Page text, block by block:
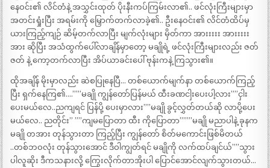
နေဝင်း၏ လိင်တံနဲ့ အသွှင်းထုတ် ပိုးနီးကပ်ကြမ်းလာ၏.. ဖင်လုံးကြီးများမှာ
အတင်းရှုံးပြီး အရမ်းကို မြှောက်တက်လာခဲ့၏.. ဦးနေဝင်း၏ လိင်တံထိပ်မှ
ယားကြည့်ကျဉ် ဆိမ့်တက်လာပြီး မျက်လုံးများ မှိတ်ကာ အားးးးး အားးးးး
အား ဆိုပြီး အသံထွက်ပေါ်လာချိန်မှာတော့ မချိုရဲ့ ဖင်လုံးကြီးများလည်း ဇတ်
ဇတ် နဲ့ ကော့တက်လာပြီး အိပ်ယာခင်းပေါ် ဗုန်းကနဲ့ ကြသွား၏။
ထိုအချိန် မိုးမှာလည်း ဆဲစပြုနေပြီ… တစ်ယောက်မျက်နာ တစ်ယောက်ကြည့်
ပြီး ရှက်နေကြ၏….””’မချို ကျွန်တော်ပြန်မယ် ထီးခဏငါှးပေးပါ့လား””ငှါး
ပေးမယ်လေ..ညကျရင် ပြန်ပို့ ပေးမှာလား””မချို ခွင့်လွှတ်တယ်ဆို လာပို့ပေး
မယ်လေ.. ညတိုင်း” ””ကျမပြောတာ ထီး ကိုပြောတာ”””’မချို မညာပါနဲ့ ခုနက
မချို တအား တုန်သွားတာ ကြည့်ပြီး ကျွန်တော် စိတ်မကောင်းဖြစ်မိတယ်
..တစ်ဘဝလုံး တုန်သွားအောင် ဒီဝါကျွတ်ရင် မချိုကို လက်ထပ်ချင်ယ်””သွား
ပါလူဆိုး ဒီကသနားလို့ ကြွေးလိုက်တာအိုးပါ ပြောင်အောင်လျက်သွားတယ်…